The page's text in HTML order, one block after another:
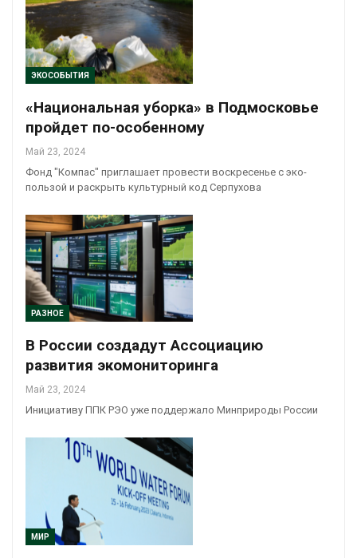
ЭКОСОБЫТИЯ
«Национальная уборка» в Подмосковье
пройдет по-особенному
Май 23, 2024
Фонд "Компас" приглашает провести воскресенье с эко-
пользой и раскрыть культурный код Серпухова
РАЗНОЕ
В России создадут Ассоциацию
развития экомониторинга
Май 23, 2024
Инициативу ППК РЭО уже поддержало Минприроды России
МИР